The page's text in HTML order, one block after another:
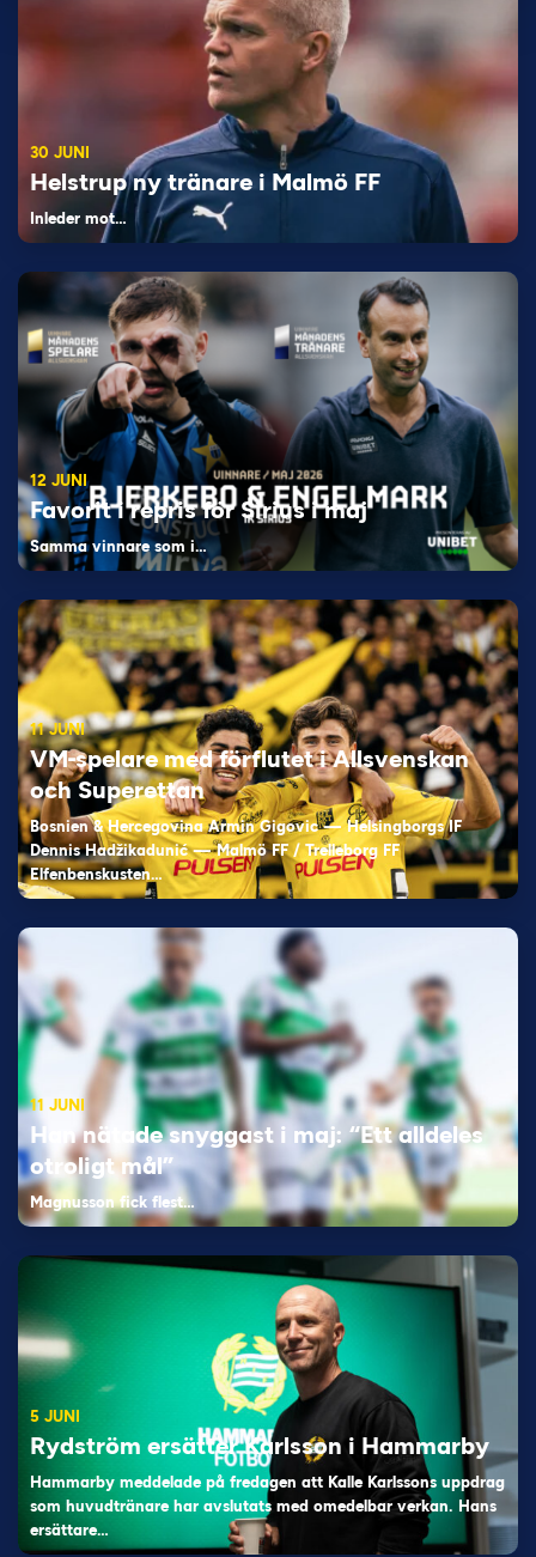
30 JUNI
Helstrup ny tränare i Malmö FF
Inleder mot…
12 JUNI
Favorit i repris för Sirius i maj
Samma vinnare som i…
11 JUNI
VM-spelare med förflutet i Allsvenskan
och Superettan
Bosnien & Hercegovina Armin Gigovic — Helsingborgs IF
Dennis Hadžikadunić — Malmö FF / Trelleborg FF
Elfenbenskusten…
11 JUNI
Han nätade snyggast i maj: “Ett alldeles
otroligt mål”
Magnusson fick flest…
5 JUNI
Rydström ersätter Karlsson i Hammarby
Hammarby meddelade på fredagen att Kalle Karlssons uppdrag
som huvudtränare har avslutats med omedelbar verkan. Hans
ersättare…